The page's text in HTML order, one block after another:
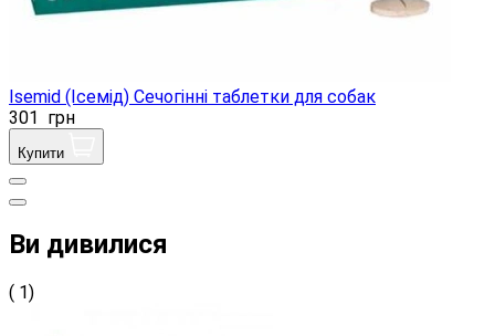
Isemid (Ісемід) Сечогінні таблетки для собак
301 грн
Купити
Ви дивилися
( 1)